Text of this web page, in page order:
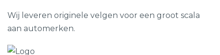
Wij leveren originele velgen voor een groot scala
aan automerken.